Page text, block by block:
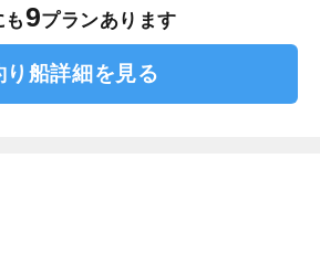
も9プランあります
り船詳細を見る